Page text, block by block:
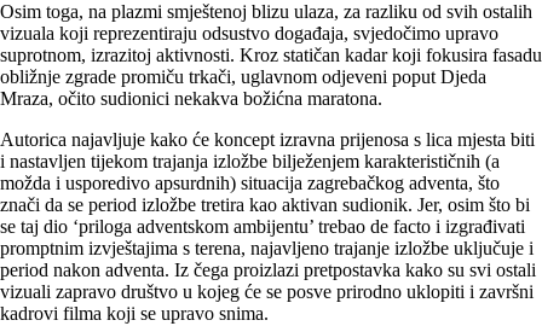
Osim toga, na plazmi smještenoj blizu ulaza, za razliku od svih ostalih
vizuala koji reprezentiraju odsustvo događaja, svjedočimo upravo
suprotnom, izrazitoj aktivnosti. Kroz statičan kadar koji fokusira fasadu
obližnje zgrade promiču trkači, uglavnom odjeveni poput Djeda
Mraza, očito sudionici nekakva božićna maratona.
Autorica najavljuje kako će koncept izravna prijenosa s lica mjesta biti
i nastavljen tijekom trajanja izložbe bilježenjem karakterističnih (a
možda i usporedivo apsurdnih) situacija zagrebačkog adventa, što
znači da se period izložbe tretira kao aktivan sudionik. Jer, osim što bi
se taj dio ‘priloga adventskom ambijentu’ trebao de facto i izgrađivati
promptnim izvještajima s terena, najavljeno trajanje izložbe uključuje i
period nakon adventa. Iz čega proizlazi pretpostavka kako su svi ostali
vizuali zapravo društvo u kojeg će se posve prirodno uklopiti i završni
kadrovi filma koji se upravo snima.